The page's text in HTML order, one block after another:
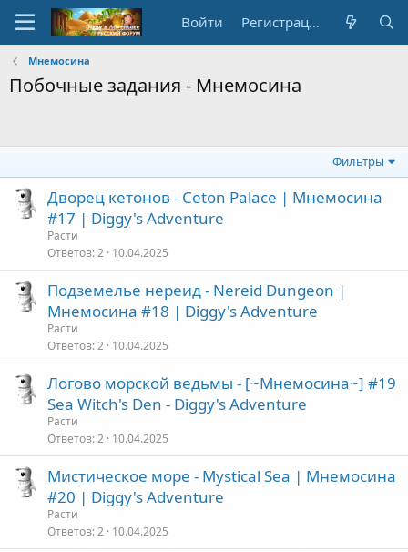
Войти Регистрация
Мнемосина
Побочные задания - Мнемосина
Фильтры
Дворец кетонов - Ceton Palace | Мнемосина
#17 | Diggy's Adventure
Расти
Ответов 2 10.04.2025
Подземелье нереид - Nereid Dungeon |
Мнемосина #18 | Diggy's Adventure
Расти
Ответов 2 10.04.2025
Логово морской ведьмы - [~Мнемосина~] #19
Sea Witch's Den - Diggy's Adventure
Расти
Ответов 2 10.04.2025
Мистическое море - Mystical Sea | Мнемосина
#20 | Diggy's Adventure
Расти
Ответов 2 10.04.2025